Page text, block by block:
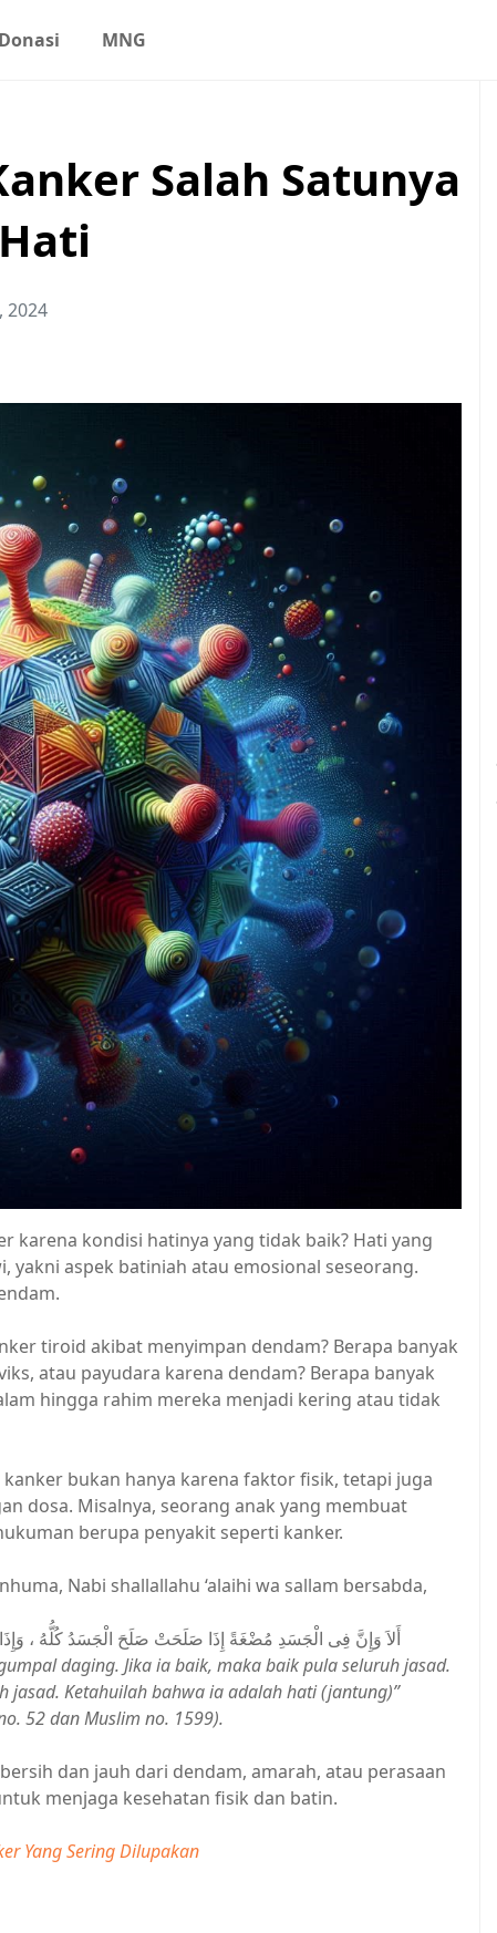
Donasi MNG
Salah Satunya
2024
karena kondisi hatinya yang tidak baik? Hati yang
yakni aspek batiniah atau emosional seseorang.
tiroid akibat menyimpan dendam? Berapa banyak
atau payudara karena dendam? Berapa banyak
hingga rahim mereka menjadi kering atau tidak
bukan hanya karena faktor fisik, tetapi juga
dosa. Misalnya, seorang anak yang membuat
berupa penyakit seperti kanker.
Nabi shallallahu ‘alaihi wa sallam bersabda,
أَلاَ وَإِنَّ فِى الْجَسَدِ مُضْغَةً إِذَا صَلَحَتْ صَلَحَ الْجَسَدُ كُلُّهُ ،
daging. Jika ia baik, maka baik pula seluruh jasad.
jasad. Ketahuilah bahwa ia adalah hati (jantung)”
52 dan Muslim no. 1599).
dan jauh dari dendam, amarah, atau perasaan
menjaga kesehatan fisik dan batin.
Yang Sering Dilupakan